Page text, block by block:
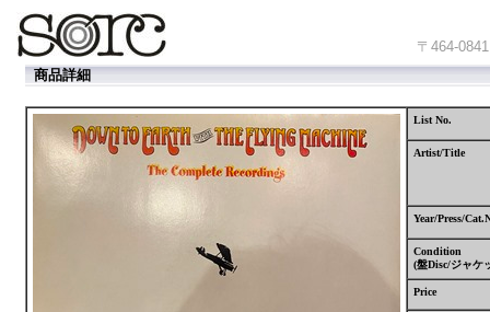
〒464-
商品詳細
List No.
Artist/Title
Year/Press/
Condition
(盤Disc/ジャケ
Price